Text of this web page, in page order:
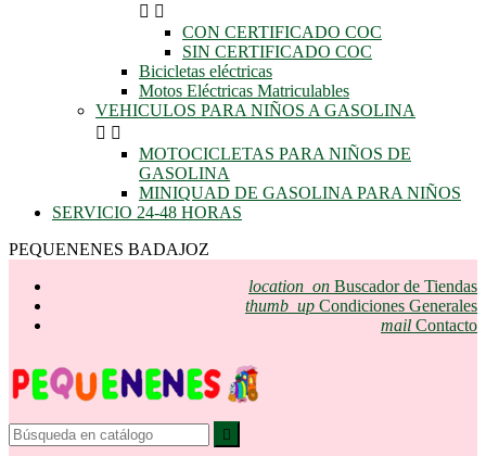
 
CON CERTIFICADO COC
SIN CERTIFICADO COC
Bicicletas eléctricas
Motos Eléctricas Matriculables
VEHICULOS PARA NIÑOS A GASOLINA
 
MOTOCICLETAS PARA NIÑOS DE
GASOLINA
MINIQUAD DE GASOLINA PARA NIÑOS
SERVICIO 24-48 HORAS
PEQUENENES BADAJOZ
location_on Buscador de Tiendas
thumb_up Condiciones Generales
mail Contacto
